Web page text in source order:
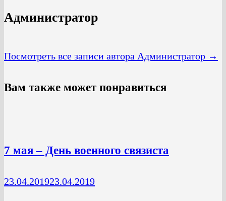
Администратор
Посмотреть все записи автора Администратор →
Вам также может понравиться
7 мая – День военного связиста
23.04.201923.04.2019